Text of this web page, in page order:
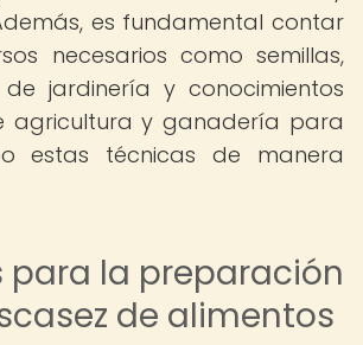
es fundamental contar
necesarios como semillas,
de jardinería y conocimientos
agricultura y ganadería para
estas técnicas de manera
para la preparación
de alimentos